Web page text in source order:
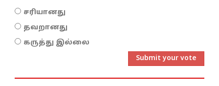
சரியானது
தவறானது
கருத்து இல்லை
Submit your vote